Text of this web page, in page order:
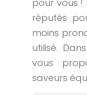
pour vous !
réputés
moins
utilisé.
vous
saveurs